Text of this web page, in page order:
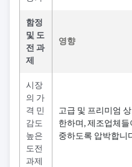
함정
및 도
전 과
제
영향
시장
의 가
격 민
감도
높은
도전
과제
고급 및 프리미엄
한하며, 제조업체
중하도록 압박합니